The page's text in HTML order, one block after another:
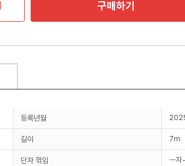
구매하기
등록년월
길이 7m
단자 꺾임 ㅡ자